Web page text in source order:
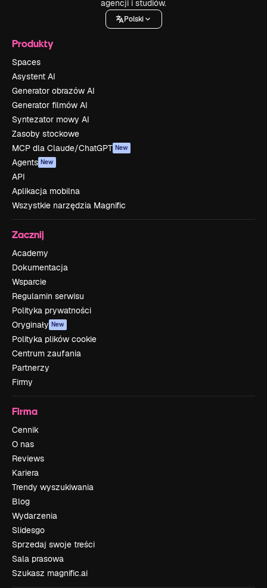
agencji i studiów.
Polski
Produkty
Spaces
Asystent AI
Generator obrazów AI
Generator filmów AI
Syntezator mowy AI
Zasoby stockowe
MCP dla Claude/ChatGPT New
Agents New
API
Aplikacja mobilna
Wszystkie narzędzia Magnific
Zacznij
Academy
Dokumentacja
Wsparcie
Regulamin serwisu
Polityka prywatności
Oryginały New
Polityka plików cookie
Centrum zaufania
Partnerzy
Firmy
Firma
Cennik
O nas
Reviews
Kariera
Trendy wyszukiwania
Blog
Wydarzenia
Slidesgo
Sprzedaj swoje treści
Sala prasowa
Szukasz magnific.ai